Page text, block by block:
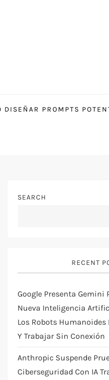
DISEÑAR PROMPTS
SEARCH
RECENT
Google Presenta Gemini
Nueva Inteligencia
Los Robots Humanoides
Y Trabajar Sin Conexión
Anthropic Suspende
Ciberseguridad Con IA